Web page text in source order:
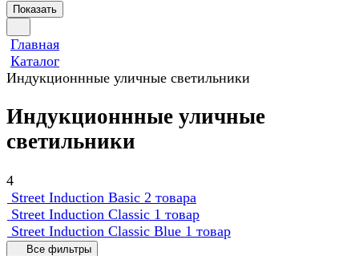
Показать
Главная
Каталог
Индукционнные уличные светильники
Индукционнные уличные
светильники
4
Street Induction Basic 2 товара
Street Induction Classic 1 товар
Street Induction Classic Blue 1 товар
Все фильтры